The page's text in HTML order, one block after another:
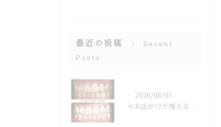
最近の投稿
Recent
Posts
2026/08/07
🌞お出かけが増える季節、口元の準備できてる？🦷✨